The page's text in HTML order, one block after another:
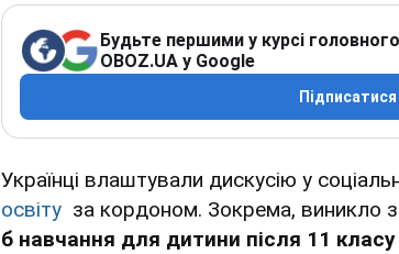
Будьте першими у курсі
OBOZ.UA у Google
Підписатися
Українці влаштували дискусію у
освіту за кордоном. Зокрема, виникло
б навчання для дитини після 11